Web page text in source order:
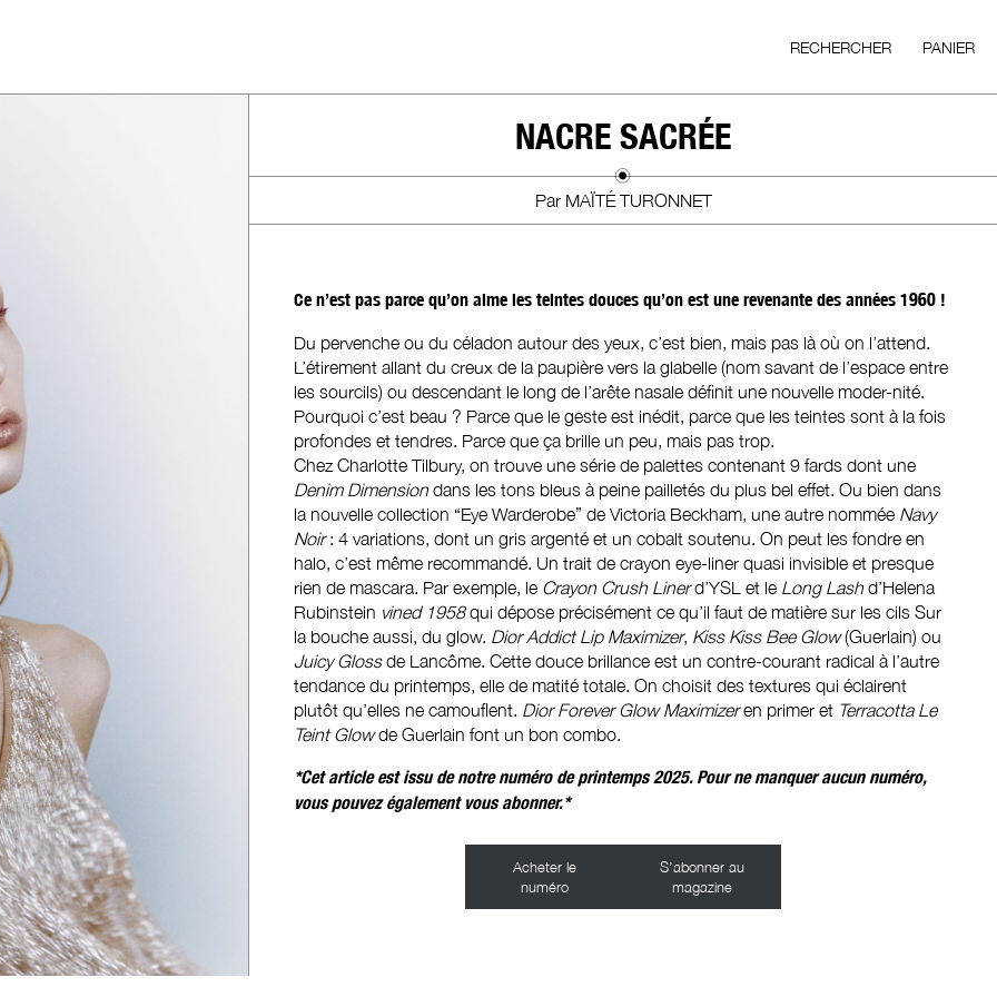
RECHERCHER PANIER
NACRE SACRÉE
Par MAÏTÉ TURONNET
Ce n’est pas parce qu’on aime les teintes douces qu’on est une revenante des années 1960 !
Du pervenche ou du céladon autour des yeux, c’est bien, mais pas là où on l’attend.
L’étirement allant du creux de la paupière vers la glabelle (nom savant de l’espace entre
les sourcils) ou descendant le long de l’arête nasale définit une nouvelle moder-nité.
Pourquoi c’est beau ? Parce que le geste est inédit, parce que les teintes sont à la fois
profondes et tendres. Parce que ça brille un peu, mais pas trop.
Chez Charlotte Tilbury, on trouve une série de palettes contenant 9 fards dont une
Denim Dimensiondans les tons bleus à peine pailletés du plus bel effet. Ou bien dans
la nouvelle collection “Eye Warderobe” de Victoria Beckham, une autre nommée Navy
Noir: 4 variations, dont un gris argenté et un cobalt soutenu. On peut les fondre en
halo, c’est même recommandé. Un trait de crayon eye-liner quasi invisible et presque
rien de mascara. Par exemple, le Crayon Crush Linerd’YSL et le Long Lashd’Helena
Rubinstein vined 1958qui dépose précisément ce qu’il faut de matière sur les cils Sur
la bouche aussi, du glow. Dior Addict Lip Maximizer, Kiss Kiss Bee Glow(Guerlain) ou
Juicy Glossde Lancôme. Cette douce brillance est un contre-courant radical à l’autre
tendance du printemps, elle de matité totale. On choisit des textures qui éclairent
plutôt qu’elles ne camouflent. Dior Forever Glow Maximizeren primer et Terracotta Le
Teint Glowde Guerlain font un bon combo.
*Cet article est issu de notre numéro de printemps 2025. Pour ne manquer aucun numéro,
vous pouvez également vous abonner.*
Acheter le
numéro
S’abonner au
magazine